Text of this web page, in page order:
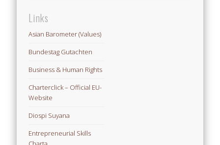
Links
Asian Barometer (Values)
Bundestag Gutachten
Business & Human Rights
Charterclick – Official EU-
Website
Diospi Suyana
Entrepreneurial Skills